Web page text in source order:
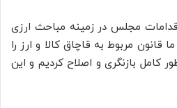
مجلس در زمینه مباحث ارزی
قانون مربوط به قاچاق کالا و ارز را
کامل بازنگری و اصلاح کردیم و این